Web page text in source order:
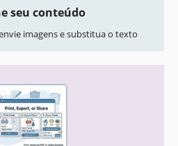
seu conteúdo
imagens e substitua o texto